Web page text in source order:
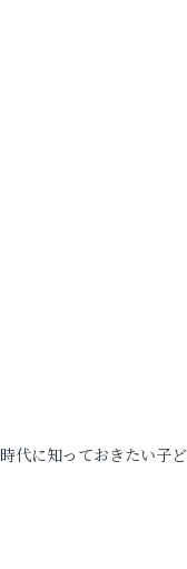
代に知っておきたい子